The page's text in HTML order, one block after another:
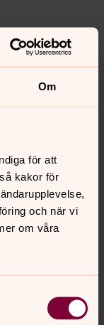
Om
för att
kakor för
och när vi
om våra